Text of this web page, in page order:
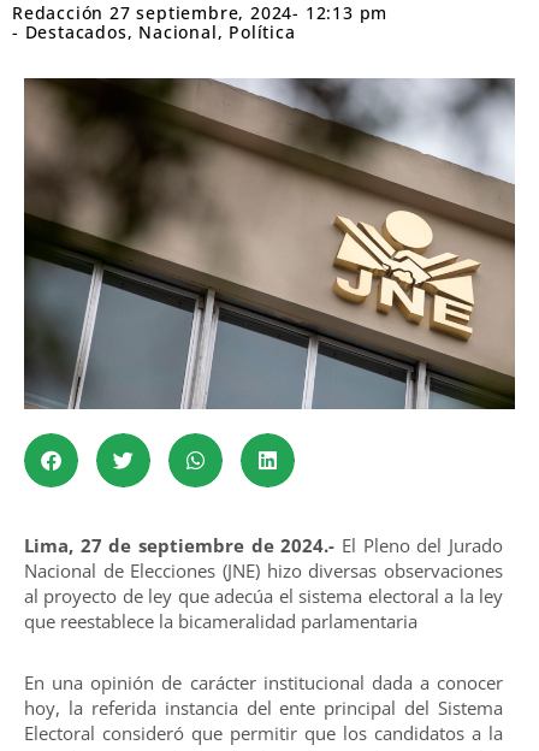
Redacción 27 septiembre, 2024- 12:13 pm
- Destacados, Nacional, Política
Lima, 27 de septiembre de 2024.- El Pleno del Jurado
Nacional de Elecciones (JNE) hizo diversas observaciones
al proyecto de ley que adecúa el sistema electoral a la ley
que reestablece la bicameralidad parlamentaria
En una opinión de carácter institucional dada a conocer
hoy, la referida instancia del ente principal del Sistema
Electoral consideró que permitir que los candidatos a la